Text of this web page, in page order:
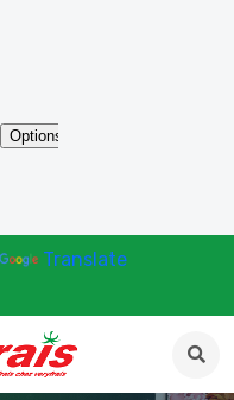
Translate